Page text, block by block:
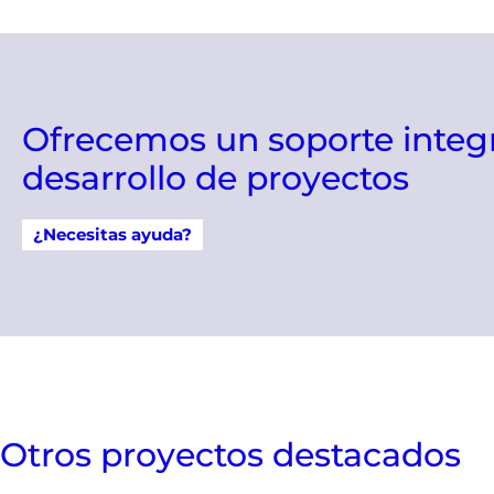
Ofrecemos un soporte
desarrollo de proyectos
¿Necesitas ayuda?
Otros proyectos destacados